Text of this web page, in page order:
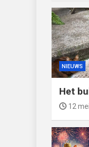
NIEUWS
Het
12